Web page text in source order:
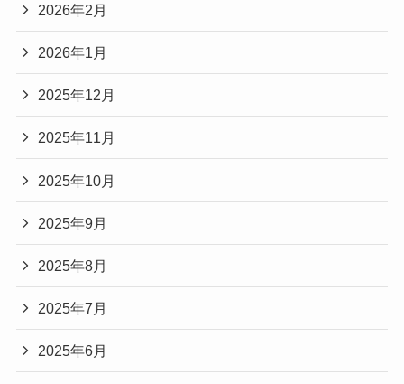
2026年2月
2026年1月
2025年12月
2025年11月
2025年10月
2025年9月
2025年8月
2025年7月
2025年6月